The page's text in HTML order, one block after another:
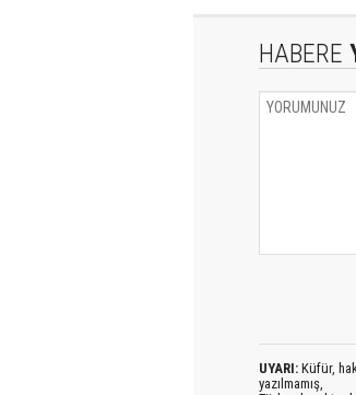
HABERE
UYARI: Küfür,
yazılmamış,